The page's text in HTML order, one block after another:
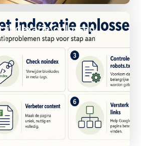
indexatie oplossen